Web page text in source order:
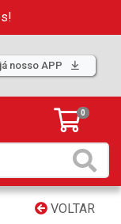
nosso APP
0
VOLTAR